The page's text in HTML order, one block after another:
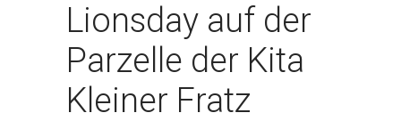
Lionsday auf der
Parzelle der Kita
Kleiner Fratz